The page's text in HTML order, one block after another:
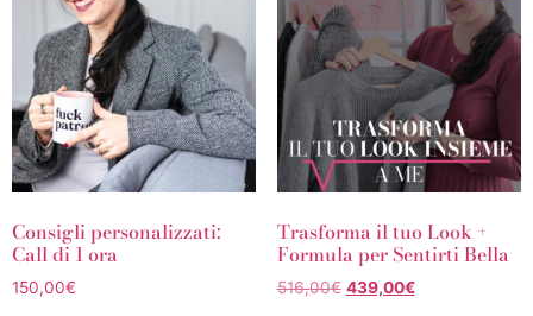
Consigli personalizzati:
Call di 1 ora
150,00€
Trasforma il tuo Look +
Formula per Sentirti Bella
516,00€ 439,00€